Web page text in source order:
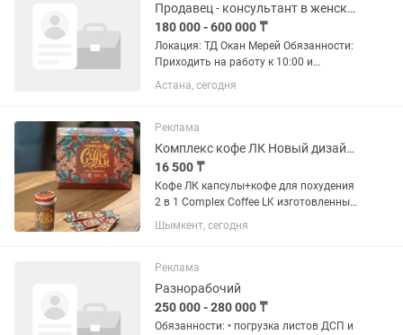
Продавец - консультант в женский магазин одежды
180 000 - 600 000 ₸
Локация: ТД Окан Мерей Обязанности:
Приходить на работу к 10:00 и
открывать бутик. Консультировать
клиентов в магазине и активно
обращения клиентов в , Instagram,...
Астана, сегодня
Реклама
Комплекс кофе ЛК Новый дизайн Complex Coffee LK
16 500 ₸
Кофе ЛК капсулы+кофе для похудения
2 в 1 Complex Coffee LK изготовленных
из натуральных природных
ингредиентов на основе растительных
Камбоджийская, Кофеин, Яблочный...
Шымкент, сегодня
Реклама
Разнорабочий
250 000 - 280 000 ₸
Обязанности: • погрузка листов ДСП и